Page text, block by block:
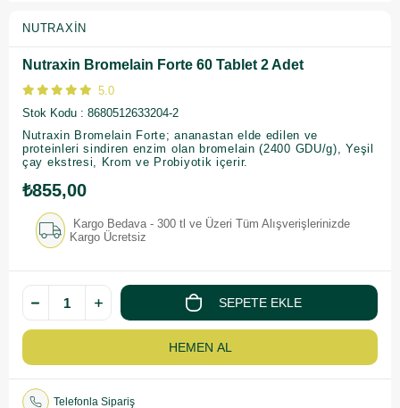
NUTRAXIN
Nutraxin Bromelain Forte 60 Tablet 2 Adet
5.0
Stok Kodu
8680512633204-2
Nutraxin Bromelain Forte; ananastan elde edilen ve
proteinleri sindiren enzim olan bromelain (2400 GDU/g), Yeşil
çay ekstresi, Krom ve Probiyotik içerir.
₺855,00
Kargo Bedava - 300 tl ve Üzeri Tüm Alışverişlerinizde
Kargo Ücretsiz
Telefonla Sipariş